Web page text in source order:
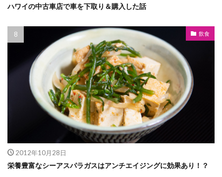
ハワイの中古車店で車を下取り＆購入した話
飲食
2012年10月28日
栄養豊富なシーアスパラガスはアンチエイジングに効果あり！？